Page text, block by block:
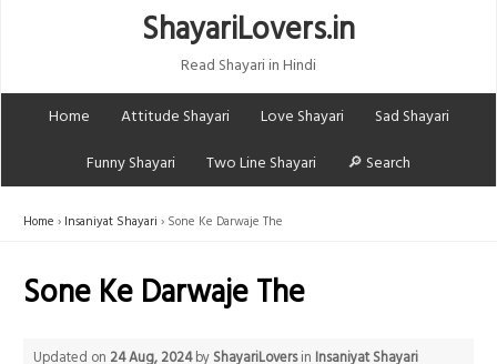
ShayariLovers.in
Read Shayari in Hindi
Home
Attitude Shayari Love Shayari
Sad Shayari
Funny Shayari
Two Line Shayari 🔎 Search
Home Insaniyat Shayari Sone Ke Darwaje The
Sone Ke Darwaje The
Updated on 24 Aug, 2024by ShayariLoversin Insaniyat Shayari